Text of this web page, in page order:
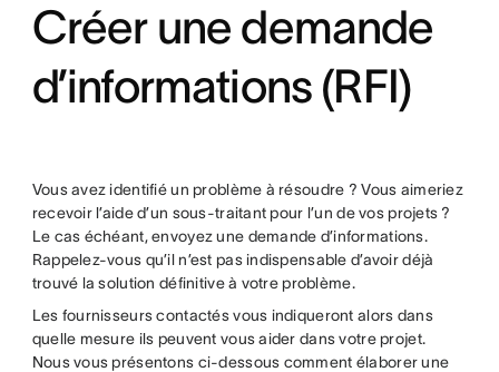
Créer une demande
d’informations (RFI)
Vous avez identifié un problème à résoudre ? Vous aimeriez
recevoir l’aide d’un sous-traitant pour l’un de vos projets ?
Le cas échéant, envoyez une demande d’informations.
Rappelez-vous qu’il n’est pas indispensable d’avoir déjà
trouvé la solution définitive à votre problème.
Les fournisseurs contactés vous indiqueront alors dans
quelle mesure ils peuvent vous aider dans votre projet.
Nous vous présentons ci-dessous comment élaborer une